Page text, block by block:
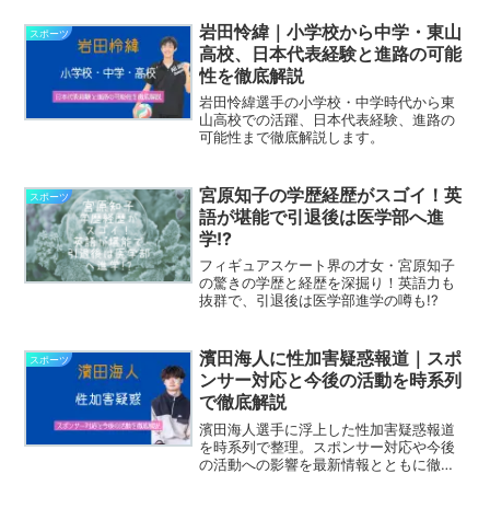
スポーツ
岩田怜緯｜小学校から中学・東山
高校、日本代表経験と進路の可能
性を徹底解説
岩田怜緯選手の小学校・中学時代から東
山高校での活躍、日本代表経験、進路の
可能性まで徹底解説します。
スポーツ
宮原知子の学歴経歴がスゴイ！英
語が堪能で引退後は医学部へ進
学!?
フィギュアスケート界の才女・宮原知子
の驚きの学歴と経歴を深掘り！英語力も
抜群で、引退後は医学部進学の噂も!?
スポーツ
濱田海人に性加害疑惑報道｜スポ
ンサー対応と今後の活動を時系列
で徹底解説
濱田海人選手に浮上した性加害疑惑報道
を時系列で整理。スポンサー対応や今後
の活動への影響を最新情報とともに徹底